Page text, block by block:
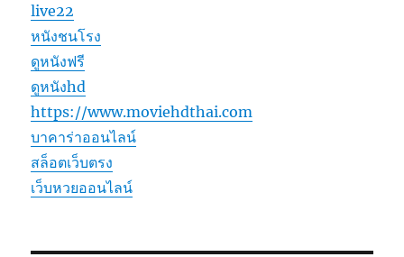
live22
หนังชนโรง
ดูหนังฟรี
ดูหนังhd
https://www.moviehdthai.com
บาคาร่าออนไลน์
สล็อตเว็บตรง
เว็บหวยออนไลน์